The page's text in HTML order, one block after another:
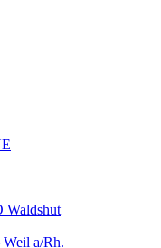
Waldshut
a/Rh.